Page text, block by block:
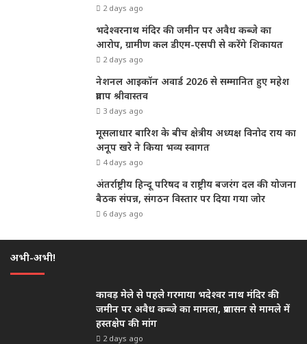
2 days ago
भदेश्वरनाथ मंदिर की जमीन पर अवैध कब्जे का
आरोप, ग्रामीण कल डीएम-एसपी से करेंगे शिकायत
2 days ago
नेशनल आइकॉन अवार्ड 2026 से सम्मानित हुए महेश
प्रताप श्रीवास्तव
3 days ago
मूसलाधार बारिश के बीच क्षेत्रीय अध्यक्ष विनोद राय का
अनूप खरे ने किया भव्य स्वागत
4 days ago
अंतर्राष्ट्रीय हिन्दू परिषद व राष्ट्रीय बजरंग दल की योजना
बैठक संपन्न, संगठन विस्तार पर दिया गया जोर
6 days ago
अभी-अभी!
कावड़ मेले से पहले गरमाया भदेश्वर नाथ मंदिर की
जमीन पर अवैध कब्जे का मामला, प्रशासन से मामले में
हस्तक्षेप की मांग
2 days ago